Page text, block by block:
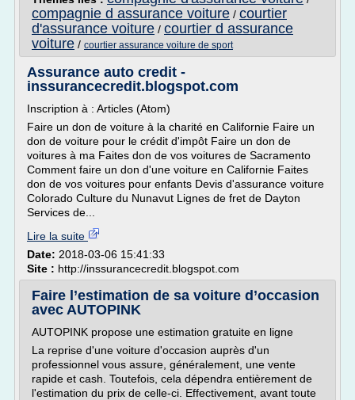
compagnie d assurance voiture / courtier
d'assurance voiture / courtier d assurance
voiture / courtier assurance voiture de sport
Assurance auto credit -
inssurancecredit.blogspot.com
Inscription à : Articles (Atom)
Faire un don de voiture à la charité en Californie Faire un
don de voiture pour le crédit d'impôt Faire un don de
voitures à ma Faites don de vos voitures de Sacramento
Comment faire un don d'une voiture en Californie Faites
don de vos voitures pour enfants Devis d'assurance voiture
Colorado Culture du Nunavut Lignes de fret de Dayton
Services de...
Lire la suite
Date: 2018-03-06 15:41:33
Site : http://inssurancecredit.blogspot.com
Faire l’estimation de sa voiture d’occasion
avec AUTOPINK
AUTOPINK propose une estimation gratuite en ligne
La reprise d'une voiture d'occasion auprès d'un
professionnel vous assure, généralement, une vente
rapide et cash. Toutefois, cela dépendra entièrement de
l'estimation du prix de celle-ci. Effectivement, avant toute